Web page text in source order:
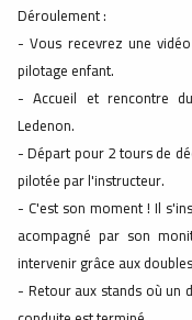
Déroulement :
- Vous recevrez une
pilotage enfant.
- Accueil et rencontre
Ledenon.
- Départ pour 2 tours de
pilotée par l'instructeur.
- C'est son moment ! Il
acompagné par son
intervenir grâce aux
- Retour aux stands où un